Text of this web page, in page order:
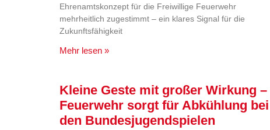
Ehrenamtskonzept für die Freiwillige Feuerwehr
mehrheitlich zugestimmt – ein klares Signal für die
Zukunftsfähigkeit
Mehr lesen »
Kleine Geste mit großer Wirkung –
Feuerwehr sorgt für Abkühlung bei
den Bundesjugendspielen